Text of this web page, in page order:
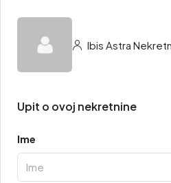
Ibis Astra
Upit o ovoj nekretnine
Ime